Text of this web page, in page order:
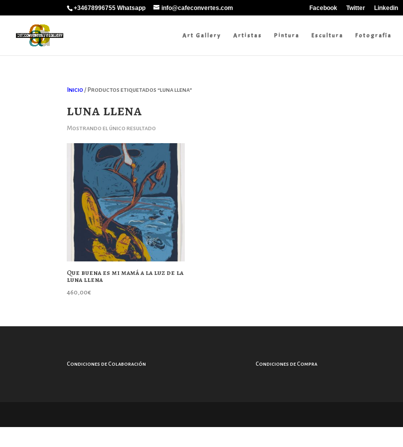
+34678996755 Whatsapp info@cafeconvertes.com Facebook Twitter Linkedin
Art Gallery Artistas Pintura Escultura Fotografía
Inicio / Productos etiquetados “luna llena”
luna llena
Mostrando el único resultado
Que buena es mi mamá a la luz de la
luna llena
460,00€
Condiciones de Colaboración Condiciones de Compra